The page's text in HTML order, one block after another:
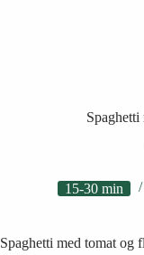
15-30 min
Spaghetti med tomat og